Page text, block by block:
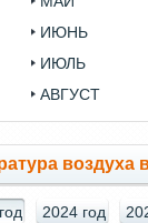
ИЮНЬ
ИЮЛЬ
АВГУСТ
воздуха
2024 год